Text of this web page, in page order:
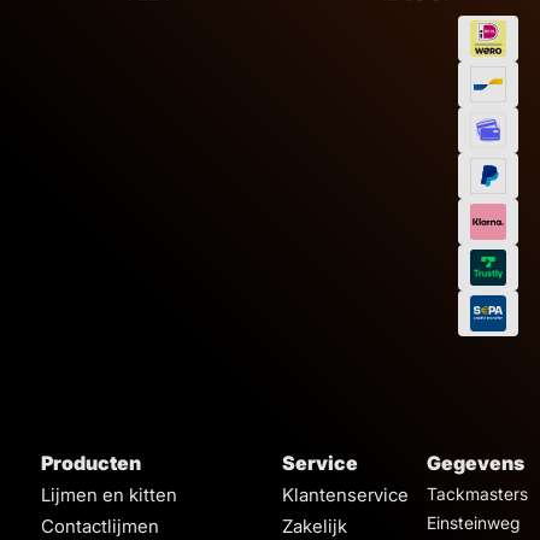
Producten
Lijmen en kitten
Contactlijmen
Service
Klantenservice
Zakelijk
Gegevens
Tackmasters
Einsteinweg